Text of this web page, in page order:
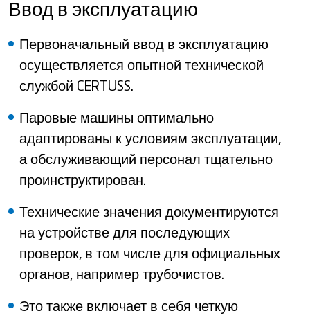
Ввод в эксплуатацию
Первоначальный ввод в эксплуатацию
осуществляется опытной технической
службой CERTUSS.
Паровые машины оптимально
адаптированы к условиям эксплуатации,
а обслуживающий персонал тщательно
проинструктирован.
Технические значения документируются
на устройстве для последующих
проверок, в том числе для официальных
органов, например трубочистов.
Это также включает в себя четкую